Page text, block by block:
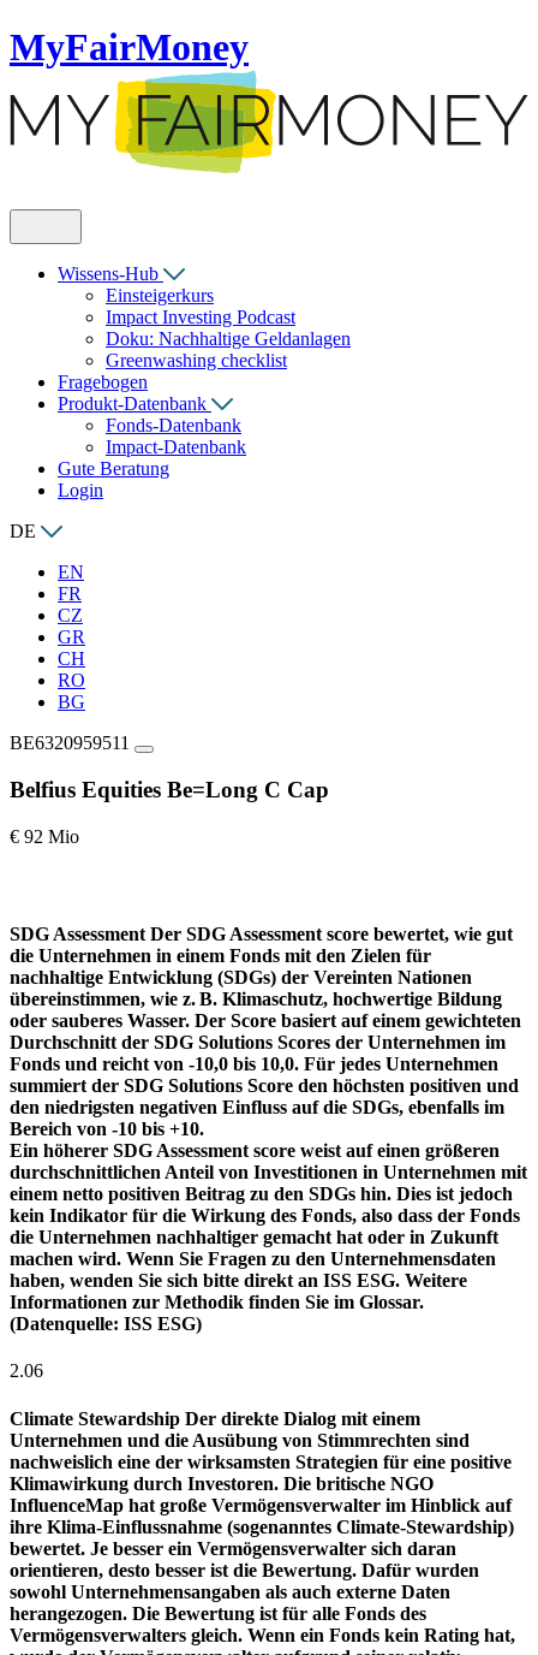
MyFairMoney
Wissens-Hub
Einsteigerkurs
Impact Investing Podcast
Doku: Nachhaltige Geldanlagen
Greenwashing checklist
Fragebogen
Produkt-Datenbank
Fonds-Datenbank
Impact-Datenbank
Gute Beratung
Login
DE
EN
FR
CZ
GR
CH
RO
BG
BE6320959511
Belfius Equities Be=Long C Cap
€ 92 Mio
SDG Assessment Der SDG Assessment score bewertet, wie gut
die Unternehmen in einem Fonds mit den Zielen für
nachhaltige Entwicklung (SDGs) der Vereinten Nationen
übereinstimmen, wie z. B. Klimaschutz, hochwertige Bildung
oder sauberes Wasser. Der Score basiert auf einem gewichteten
Durchschnitt der SDG Solutions Scores der Unternehmen im
Fonds und reicht von -10,0 bis 10,0. Für jedes Unternehmen
summiert der SDG Solutions Score den höchsten positiven und
den niedrigsten negativen Einfluss auf die SDGs, ebenfalls im
Bereich von -10 bis +10.
Ein höherer SDG Assessment score weist auf einen größeren
durchschnittlichen Anteil von Investitionen in Unternehmen mit
einem netto positiven Beitrag zu den SDGs hin. Dies ist jedoch
kein Indikator für die Wirkung des Fonds, also dass der Fonds
die Unternehmen nachhaltiger gemacht hat oder in Zukunft
machen wird. Wenn Sie Fragen zu den Unternehmensdaten
haben, wenden Sie sich bitte direkt an ISS ESG. Weitere
Informationen zur Methodik finden Sie im Glossar.
(Datenquelle: ISS ESG)
2.06
Climate Stewardship Der direkte Dialog mit einem
Unternehmen und die Ausübung von Stimmrechten sind
nachweislich eine der wirksamsten Strategien für eine positive
Klimawirkung durch Investoren. Die britische NGO
InfluenceMap hat große Vermögensverwalter im Hinblick auf
ihre Klima-Einflussnahme (sogenanntes Climate-Stewardship)
bewertet. Je besser ein Vermögensverwalter sich daran
orientieren, desto besser ist die Bewertung. Dafür wurden
sowohl Unternehmensangaben als auch externe Daten
herangezogen. Die Bewertung ist für alle Fonds des
Vermögensverwalters gleich. Wenn ein Fonds kein Rating hat,